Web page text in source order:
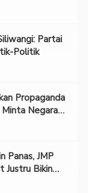
Partai
Politik
Propaganda
Negara
Panas, JMP
Justru Bikin